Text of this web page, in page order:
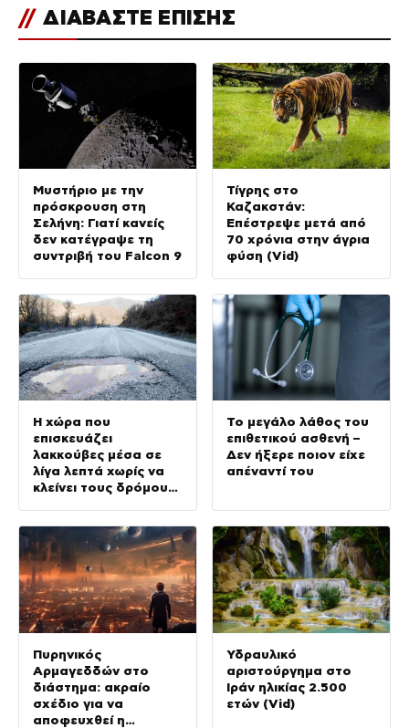
// ΔΙΑΒΑΣΤΕ ΕΠΙΣΗΣ
Μυστήριο με την
πρόσκρουση στη
Σελήνη: Γιατί κανείς
δεν κατέγραψε τη
συντριβή του Falcon 9
Τίγρης στο
Καζακστάν:
Επέστρεψε μετά από
70 χρόνια στην άγρια
φύση (Vid)
Η χώρα που
επισκευάζει
λακκούβες μέσα σε
λίγα λεπτά χωρίς να
κλείνει τους δρόμους
Το μεγάλο λάθος του
επιθετικού ασθενή –
Δεν ήξερε ποιον είχε
απέναντί του
Πυρηνικός
Αρμαγεδδών στο
διάστημα: ακραίο
σχέδιο για να
αποφευχθεί η
Υδραυλικό
αριστούργημα στο
Ιράν ηλικίας 2.500
ετών (Vid)